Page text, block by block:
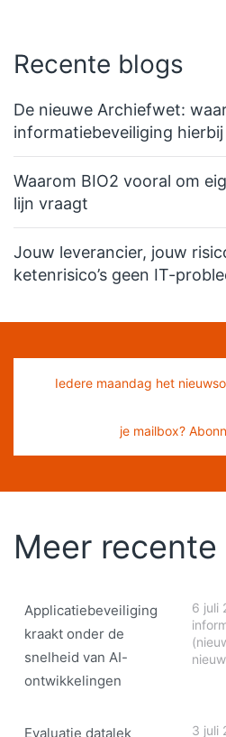
Recente blogs
De nieuwe Archiefwet:
informatiebeveiliging
Waarom BIO2 vooral om
lijn vraagt
Jouw leverancier, jouw
ketenrisico’s geen IT-
Iedere maandag het
je mailbox?
Meer
Applicatiebeveiliging
kraakt onder de
snelheid van AI-
ontwikkelingen
6 juli
Evaluatie datalek 3 juli